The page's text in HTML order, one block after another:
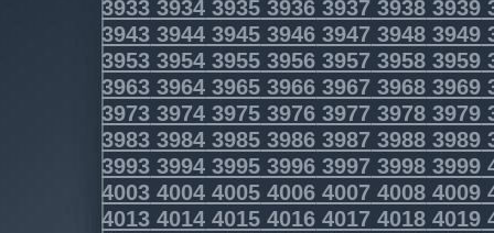
3933 3934 3935 3936 3937 3938 3939
3943 3944 3945 3946 3947 3948 3949
3953 3954 3955 3956 3957 3958 3959
3963 3964 3965 3966 3967 3968 3969
3973 3974 3975 3976 3977 3978 3979
3983 3984 3985 3986 3987 3988 3989
3993 3994 3995 3996 3997 3998 3999
4003 4004 4005 4006 4007 4008 4009
4013 4014 4015 4016 4017 4018 4019